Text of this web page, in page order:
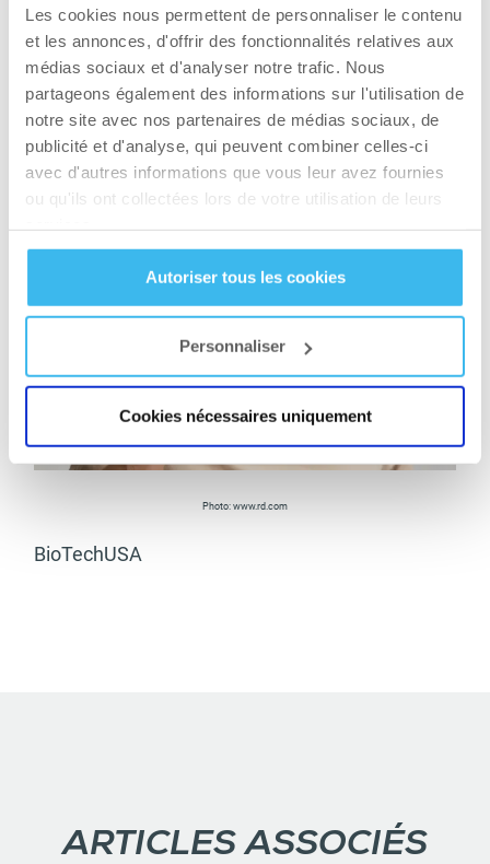
Les cookies nous permettent de personnaliser le contenu
et les annonces, d'offrir des fonctionnalités relatives aux
médias sociaux et d'analyser notre trafic. Nous
partageons également des informations sur l'utilisation de
notre site avec nos partenaires de médias sociaux, de
publicité et d'analyse, qui peuvent combiner celles-ci
avec d'autres informations que vous leur avez fournies
ou qu'ils ont collectées lors de votre utilisation de leurs
Autoriser tous les cookies
Personnaliser
Cookies nécessaires uniquement
– borborygmes (estomac qui gargouille)
– production de gaz
– diarrhée ou selles molles
– vomissements
Photo: www.rd.com
BioTechUSA
ARTICLES ASSOCIÉS